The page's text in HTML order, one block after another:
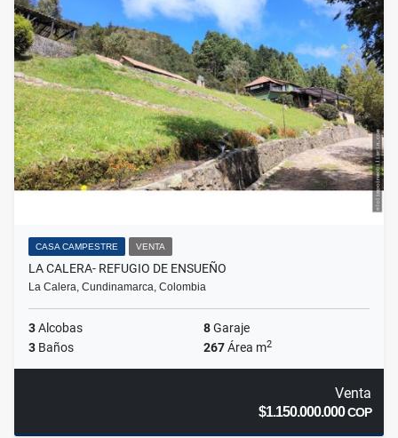
CASA CAMPESTRE VENTA
LA CALERA- REFUGIO DE ENSUEÑO
La Calera, Cundinamarca, Colombia
3Alcobas 8Garaje
3 Baños 267Área m2
Venta
$1.150.000.000COP